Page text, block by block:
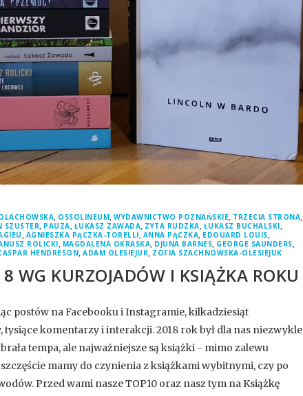
, OSSOLINEUM,WYDAWNICTWO POZNAŃSKIE, TRZECIA STRONA,
SZUSTER, PAUZA, ŁUKASZ ZAWADA, ZYTA RUDZKA, ŁUKASZ BUCHALSKI,
, AGNIESZKA PĄCZKA-TORELLI, ANNA PĄCZKA, EDOUARD LOUIS,
ROLICKI, MAGDALENA OKRASKA, DJUNA BARNES, GEORGE SAUNDERS,
HENDRESON,ADAM OLESIEJUK, ZOFIA SZACHNOWSKA-OLESIEJUK
WG KURZOJADÓW I KSIĄŻKA ROKU
postów na Facebooku i Instagramie, kilkadziesiąt
komentarzy i interakcji. 2018 rok był dla nas niezwykle
tempa, ale najważniejsze są książki - mimo zalewu
mamy do czynienia z książkami wybitnymi, czy po
Przed wami nasze TOP10 oraz nasz tym na Książkę